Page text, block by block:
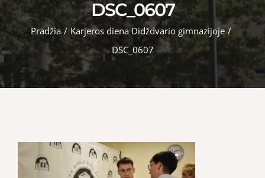
DSC_0607
Pradžia / Karjeros diena Didždvario gimnazijoje /
DSC_0607